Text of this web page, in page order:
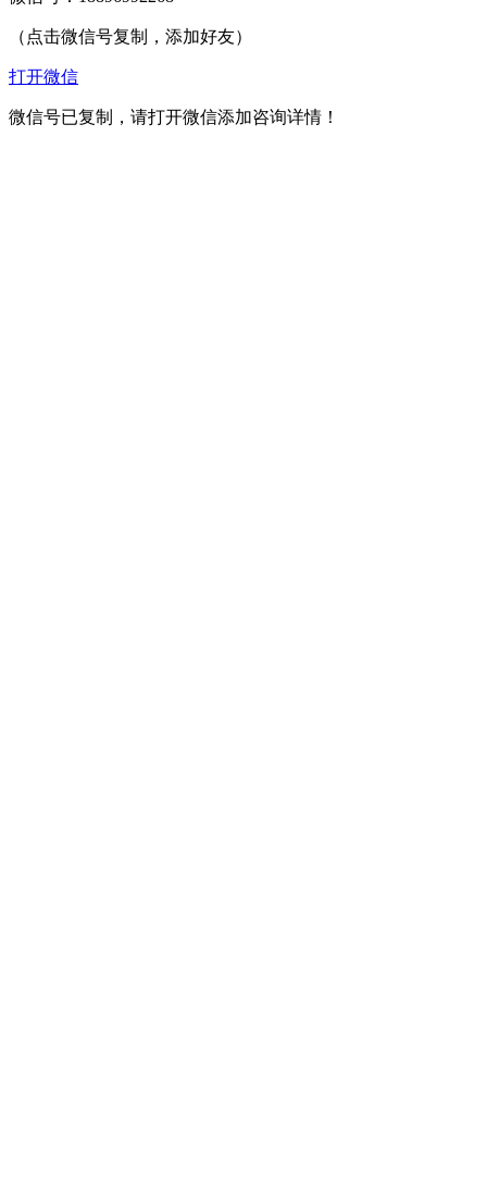
（点击微信号复制，添加好友）
打开微信
微信号已复制，请打开微信添加咨询详情！